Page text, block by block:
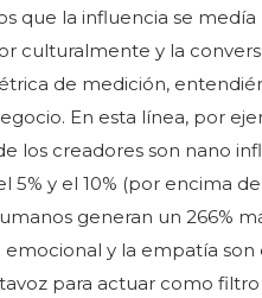
que la influencia se
culturalmente y la
de medición,
En esta línea, por
los creadores son nano
y el 10% (por encima
generan un 266%
y la empatía
para actuar como